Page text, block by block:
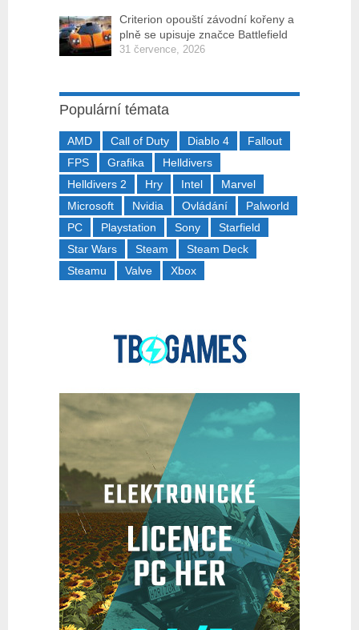
Criterion opouští závodní kořeny a
plně se upisuje značce Battlefield
31 července, 2026
Populární témata
AMD Call of Duty Diablo 4
Fallout
FPS
Grafika
Helldivers
Helldivers 2
Hry Intel
Marvel
Microsoft
Nvidia Ovládání
Palworld
PC
Playstation Sony
Starfield
Star Wars
Steam
Steam Deck
Steamu
Valve Xbox